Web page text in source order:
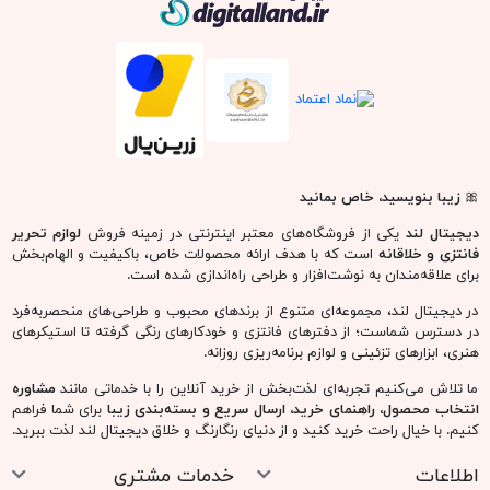
🎀زیبا بنویسید، خاص بمانید
دیجیتال لند یکی از فروشگاه‌های معتبر اینترنتی در زمینه فروش لوازم تحریر
فانتزی و خلاقانه است که با هدف ارائه محصولات خاص، باکیفیت و الهام‌بخش
برای علاقه‌مندان به نوشت‌افزار و طراحی راه‌اندازی شده است.
در دیجیتال لند، مجموعه‌ای متنوع از برندهای محبوب و طراحی‌های منحصربه‌فرد
در دسترس شماست؛ از دفترهای فانتزی و خودکارهای رنگی گرفته تا استیکرهای
هنری، ابزارهای تزئینی و لوازم برنامه‌ریزی روزانه.
ما تلاش می‌کنیم تجربه‌ای لذت‌بخش از خرید آنلاین را با خدماتی مانندمشاوره
انتخاب محصول، راهنمای خرید، ارسال سریع و بسته‌بندی زیبا برای شما فراهم
کنیم. با خیال راحت خرید کنید و از دنیای رنگارنگ و خلاق دیجیتال لند لذت ببرید.
اطلاعات خدمات مشتری